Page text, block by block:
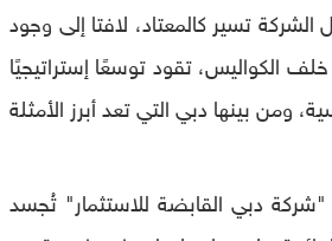
الشركة تسير كالمعتاد، لافتا إلى وجود
الكواليس، تقود توسعًا إستراتيجيًا
ومن بينها دبي التي تعد أبرز الأمثلة
دبي القابضة للاستثمار" تُجسد